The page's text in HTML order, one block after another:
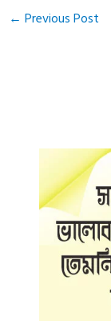
← Previous Post